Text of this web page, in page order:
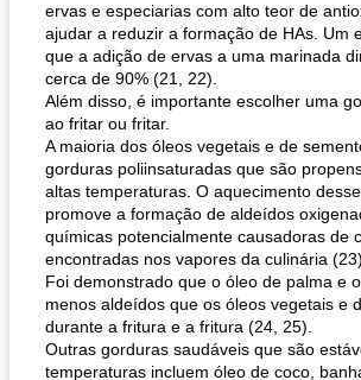
ervas e especiarias com alto teor de
ajudar a reduzir a formação de HAs. Um
que a adição de ervas a uma marinada
cerca de 90% (21, 22).
Além disso, é importante escolher uma
ao fritar ou fritar.
A maioria dos óleos vegetais e de
gorduras poliinsaturadas que são
altas temperaturas. O aquecimento
promove a formação de aldeídos
químicas potencialmente causadoras de
encontradas nos vapores da culinária (23).
Foi demonstrado que o óleo de palma e
menos aldeídos que os óleos vegetais e
durante a fritura e a fritura (24, 25).
Outras gorduras saudáveis ​​que são
temperaturas incluem óleo de coco,